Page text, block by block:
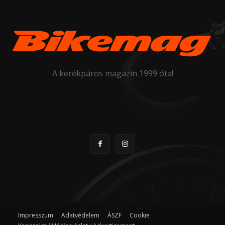
A kerékpáros magazin 1999 óta!
Impresszum Adatvédelem ÁSZF
Cookie